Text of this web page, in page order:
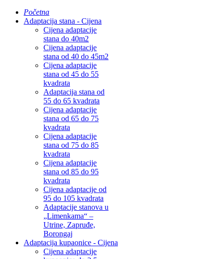
Početna
Adaptacija stana - Cijena
Cijena adaptacije
stana do 40m2
Cijena adaptacije
stana od 40 do 45m2
Cijena adaptacije
stana od 45 do 55
kvadrata
Adaptacija stana od
55 do 65 kvadrata
Cijena adaptacije
stana od 65 do 75
kvadrata
Cijena adaptacije
stana od 75 do 85
kvadrata
Cijena adaptacije
stana od 85 do 95
kvadrata
Cijena adaptacije od
95 do 105 kvadrata
Adaptacije stanova u
„Limenkama“ –
Utrine, Zapruđe,
Borongaj
Adaptacija kupaonice - Cijena
Cijena adaptacije